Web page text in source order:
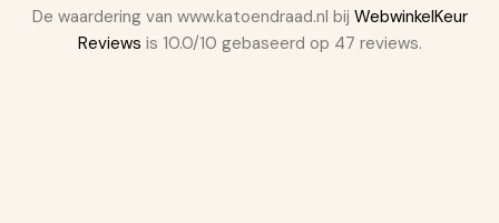
De waardering van www.katoendraad.nl bij WebwinkelKeur
Reviews is 10.0/10 gebaseerd op 47 reviews.